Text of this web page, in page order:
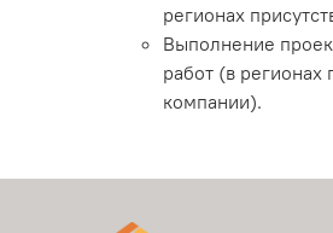
регионах
Выполнение
работ (в регионах
компании).